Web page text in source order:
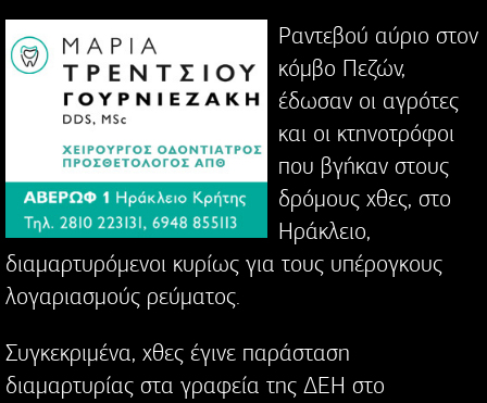
Ραντεβού αύριο στον
κόμβο Πεζών,
έδωσαν οι αγρότες
και οι κτηνοτρόφοι
που βγήκαν στους
δρόμους χθες, στο
Ηράκλειο,
διαμαρτυρόμενοι κυρίως για τους υπέρογκους
λογαριασμούς ρεύματος.
Συγκεκριμένα, χθες έγινε παράσταση
διαμαρτυρίας στα γραφεία της ΔΕΗ στο